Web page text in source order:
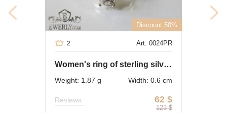
Discount 50%
Art. 0024PR
2
Women's ring of sterling silver with stones
Weight: 1.87 g Width: 0.6 cm
62 $
123 $
Reviews